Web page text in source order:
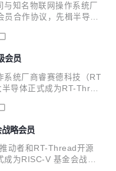
知名物联网操作系统厂
合作协议，先楫半导体
作系统，紧密合作为产
会员
系统厂商睿赛德科技（RT
导体正式成为RT-Threa
势，在生态建设、RT-
和优质的配套工具支
业、汽车等领域，专注
供“静、动、智、车”4
略会员
动者和RT-Thread开源
成为RISC-V 基金会战略